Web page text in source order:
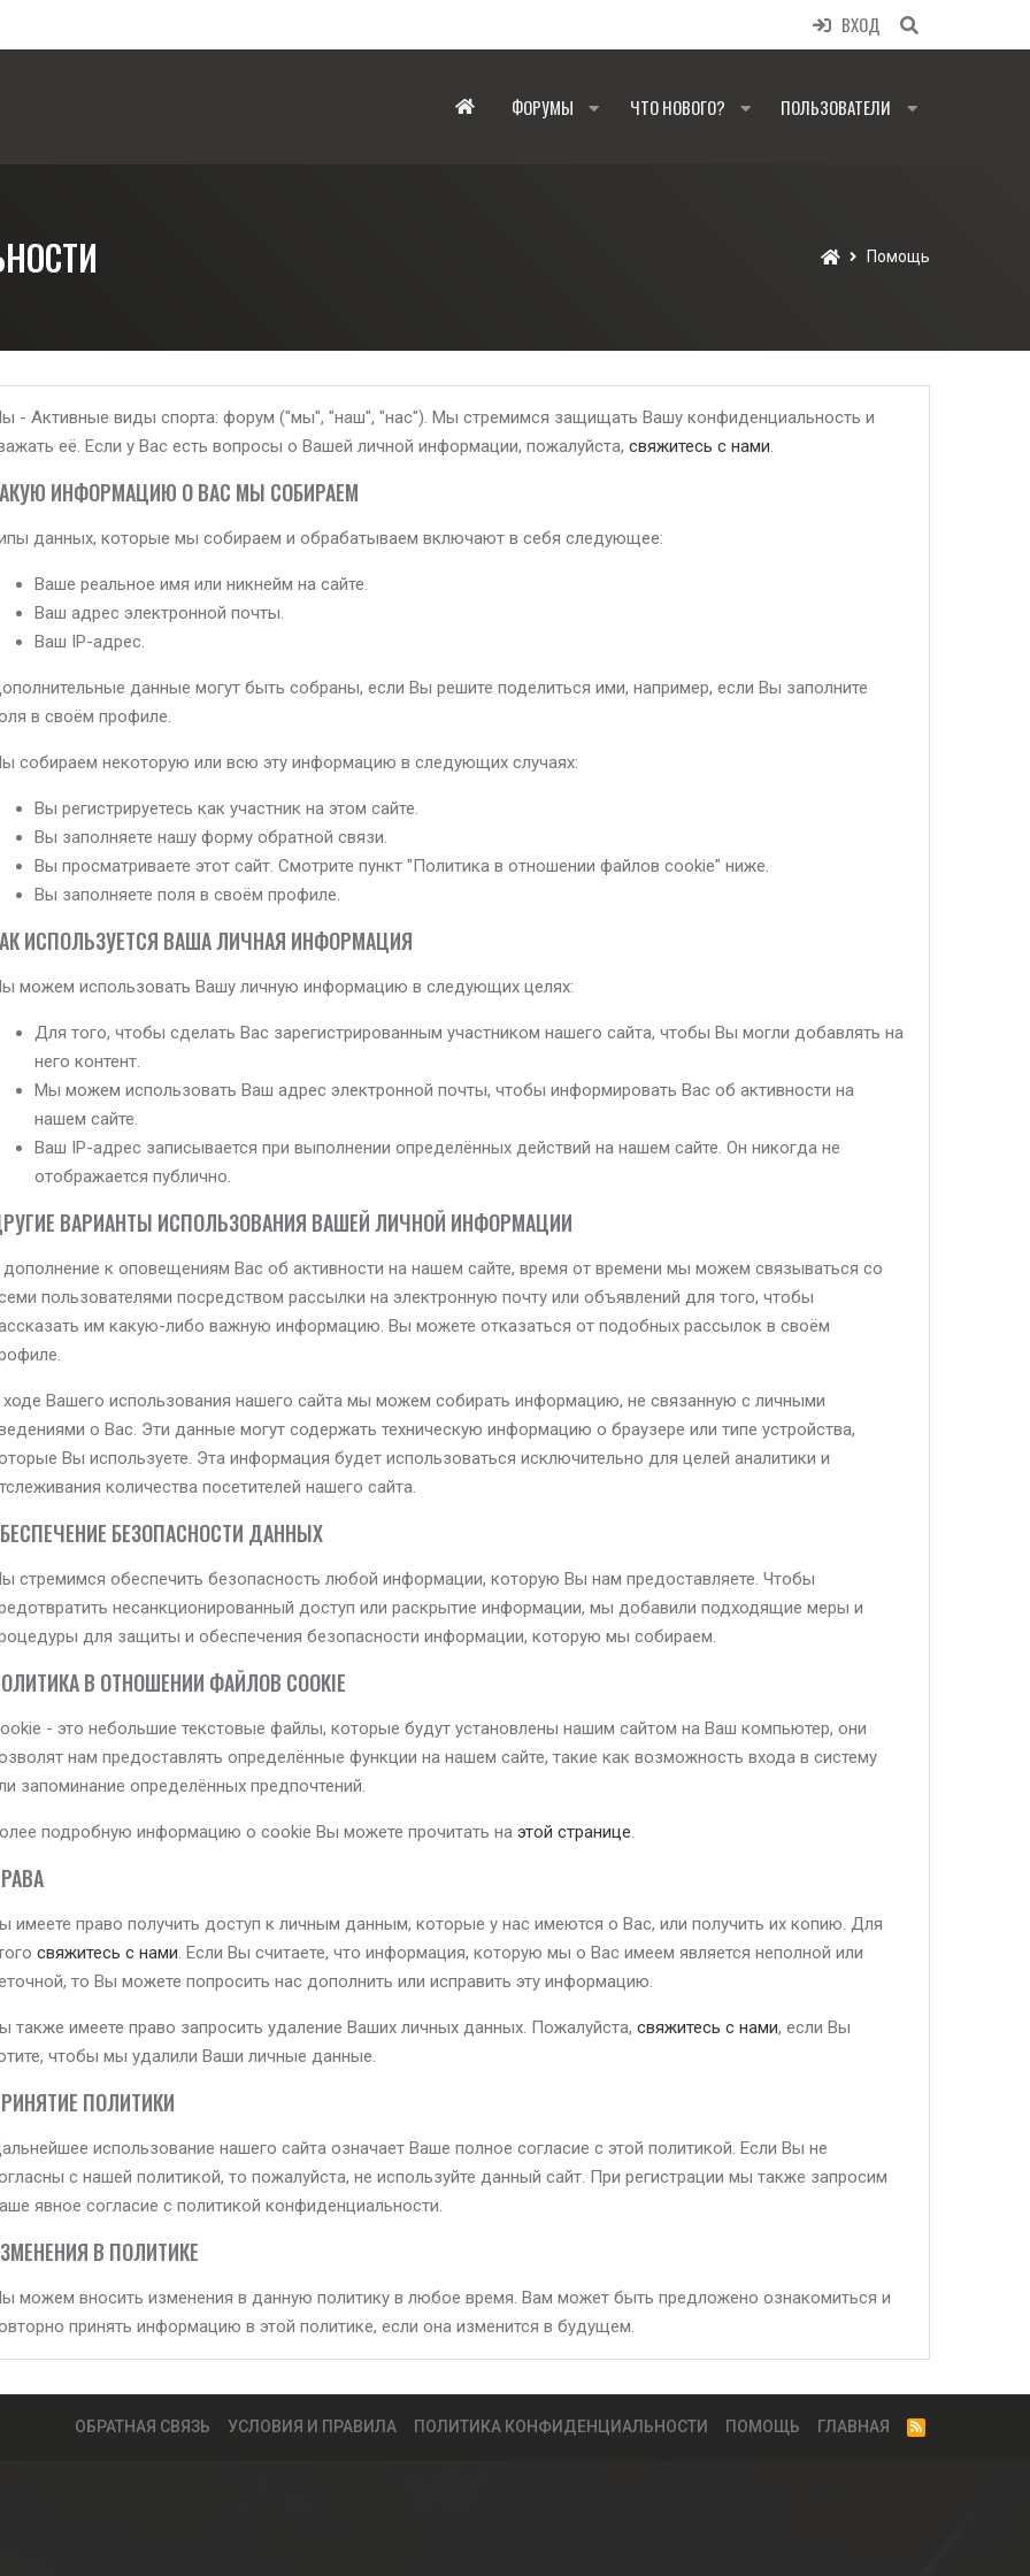
ВХОД
ФОРУМЫ ЧТО НОВОГО? ПОЛЬЗОВАТЕЛИ
Помощь
- Активные виды спорта: форум ("мы", "наш", "нас"). Мы стремимся защищать Вашу конфиденциальность и
её. Если у Вас есть вопросы о Вашей личной информации, пожалуйста, свяжитесь с нами.
ИНФОРМАЦИЮ О ВАС МЫ СОБИРАЕМ
данных, которые мы собираем и обрабатываем включают в себя следующее:
Ваше реальное имя или никнейм на сайте.
Ваш адрес электронной почты.
Ваш IP-адрес.
данные могут быть собраны, если Вы решите поделиться ими, например, если Вы заполните
в своём профиле.
собираем некоторую или всю эту информацию в следующих случаях:
Вы регистрируетесь как участник на этом сайте.
Вы заполняете нашу форму обратной связи.
Вы просматриваете этот сайт. Смотрите пункт "Политика в отношении файлов cookie" ниже.
Вы заполняете поля в своём профиле.
ИСПОЛЬЗУЕТСЯ ВАША ЛИЧНАЯ ИНФОРМАЦИЯ
можем использовать Вашу личную информацию в следующих целях:
Для того, чтобы сделать Вас зарегистрированным участником нашего сайта, чтобы Вы могли добавлять на
него контент.
Мы можем использовать Ваш адрес электронной почты, чтобы информировать Вас об активности на
нашем сайте.
Ваш IP-адрес записывается при выполнении определённых действий на нашем сайте. Он никогда не
отображается публично.
ВАРИАНТЫ ИСПОЛЬЗОВАНИЯ ВАШЕЙ ЛИЧНОЙ ИНФОРМАЦИИ
к оповещениям Вас об активности на нашем сайте, время от времени мы можем связываться со
пользователями посредством рассылки на электронную почту или объявлений для того, чтобы
им какую-либо важную информацию. Вы можете отказаться от подобных рассылок в своём
Вашего использования нашего сайта мы можем собирать информацию, не связанную с личными
о Вас. Эти данные могут содержать техническую информацию о браузере или типе устройства,
Вы используете. Эта информация будет использоваться исключительно для целей аналитики и
количества посетителей нашего сайта.
БЕЗОПАСНОСТИ ДАННЫХ
стремимся обеспечить безопасность любой информации, которую Вы нам предоставляете. Чтобы
несанкционированный доступ или раскрытие информации, мы добавили подходящие меры и
для защиты и обеспечения безопасности информации, которую мы собираем.
В ОТНОШЕНИИ ФАЙЛОВ COOKIE
- это небольшие текстовые файлы, которые будут установлены нашим сайтом на Ваш компьютер, они
нам предоставлять определённые функции на нашем сайте, такие как возможность входа в систему
запоминание определённых предпочтений.
подробную информацию о cookie Вы можете прочитать на этой странице.
имеете право получить доступ к личным данным, которые у нас имеются о Вас, или получить их копию. Для
свяжитесь с нами. Если Вы считаете, что информация, которую мы о Вас имеем является неполной или
то Вы можете попросить нас дополнить или исправить эту информацию.
также имеете право запросить удаление Ваших личных данных. Пожалуйста, свяжитесь с нами, если Вы
чтобы мы удалили Ваши личные данные.
ПОЛИТИКИ
использование нашего сайта означает Ваше полное согласие с этой политикой. Если Вы не
с нашей политикой, то пожалуйста, не используйте данный сайт. При регистрации мы также запросим
явное согласие с политикой конфиденциальности.
В ПОЛИТИКЕ
можем вносить изменения в данную политику в любое время. Вам может быть предложено ознакомиться и
принять информацию в этой политике, если она изменится в будущем.
ОБРАТНАЯ СВЯЗЬ УСЛОВИЯ И ПРАВИЛА ПОЛИТИКА КОНФИДЕНЦИАЛЬНОСТИ ПОМОЩЬ ГЛАВНАЯ
R